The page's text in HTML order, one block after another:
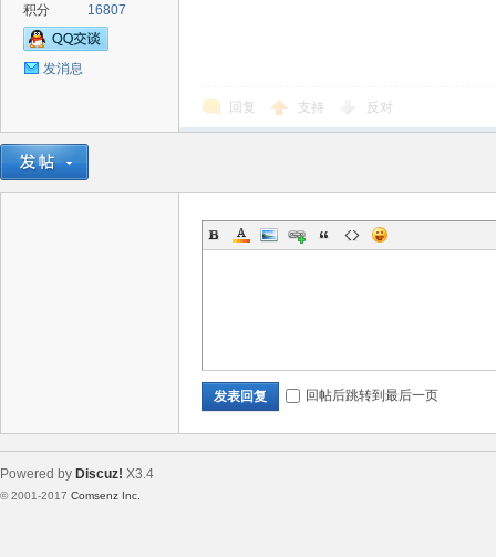
积分 16807
发消息
回复 支持 反对
发表回复 回帖后跳转到最后一页
Powered by Discuz! X3.4
© 2001-2017 Comsenz Inc.